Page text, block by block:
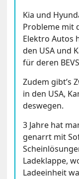
Kia und
Probleme mit
Elektro Autos
den USA und
für deren
Zudem gibt’s
in den USA,
deswegen.
3 Jahre hat
genarrt mit
Ladeklappe,
Ladeeinheit